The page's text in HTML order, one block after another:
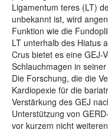
Ligamentum teres (LT)
unbekannt ist, wird
Funktion wie die
LT unterhalb des Hiatus
Crus bietet es eine GEJ-
Schlauchmagen in
Die Forschung, die die
Kardiopexie für die
Verstärkung des GEJ
Unterstützung von
vor kurzem nicht